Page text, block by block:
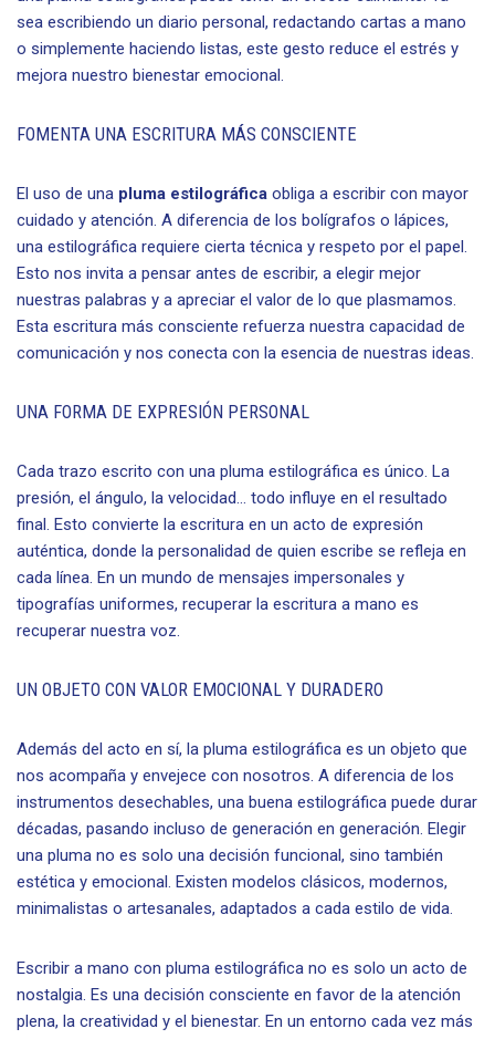
sea escribiendo un diario personal, redactando cartas a mano
o simplemente haciendo listas, este gesto reduce el estrés y
mejora nuestro bienestar emocional.
FOMENTA UNA ESCRITURA MÁS CONSCIENTE
El uso de una pluma estilográfica obliga a escribir con mayor
cuidado y atención. A diferencia de los bolígrafos o lápices,
una estilográfica requiere cierta técnica y respeto por el papel.
Esto nos invita a pensar antes de escribir, a elegir mejor
nuestras palabras y a apreciar el valor de lo que plasmamos.
Esta escritura más consciente refuerza nuestra capacidad de
comunicación y nos conecta con la esencia de nuestras ideas.
UNA FORMA DE EXPRESIÓN PERSONAL
Cada trazo escrito con una pluma estilográfica es único. La
presión, el ángulo, la velocidad… todo influye en el resultado
final. Esto convierte la escritura en un acto de expresión
auténtica, donde la personalidad de quien escribe se refleja en
cada línea. En un mundo de mensajes impersonales y
tipografías uniformes, recuperar la escritura a mano es
recuperar nuestra voz.
UN OBJETO CON VALOR EMOCIONAL Y DURADERO
Además del acto en sí, la pluma estilográfica es un objeto que
nos acompaña y envejece con nosotros. A diferencia de los
instrumentos desechables, una buena estilográfica puede durar
décadas, pasando incluso de generación en generación. Elegir
una pluma no es solo una decisión funcional, sino también
estética y emocional. Existen modelos clásicos, modernos,
minimalistas o artesanales, adaptados a cada estilo de vida.
Escribir a mano con pluma estilográfica no es solo un acto de
nostalgia. Es una decisión consciente en favor de la atención
plena, la creatividad y el bienestar. En un entorno cada vez más